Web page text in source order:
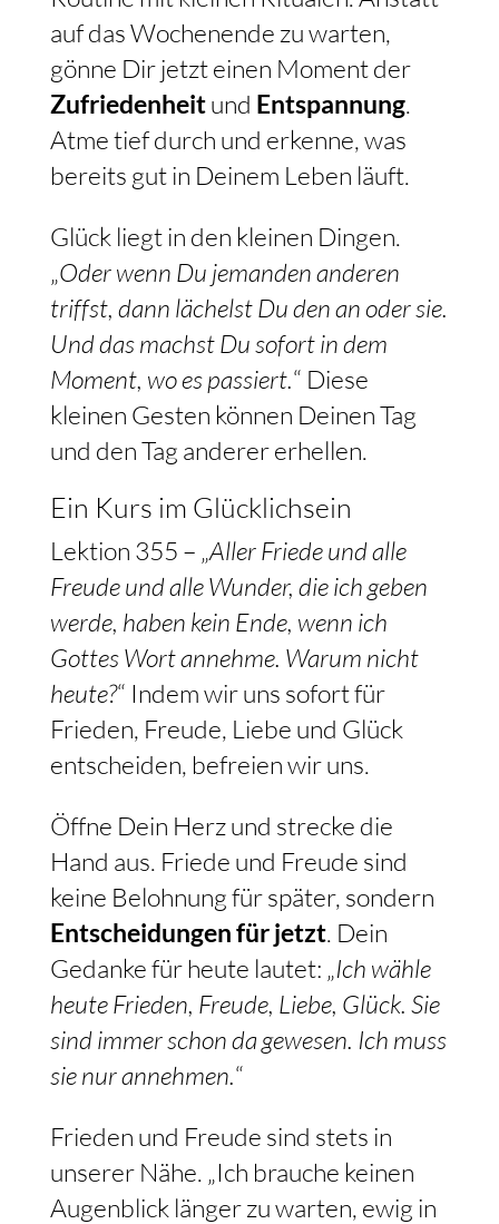
auf das Wochenende zu warten,
gönne Dir jetzt einen Moment der
Zufriedenheitund Entspannung.
Atme tief durch und erkenne, was
bereits gut in Deinem Leben läuft.
Glück liegt in den kleinen Dingen.
„Oder wenn Du jemanden anderen
triffst, dann lächelst Du den an oder sie.
Und das machst Du sofort in dem
Moment, wo es passiert.“ Diese
kleinen Gesten können Deinen Tag
und den Tag anderer erhellen.
Ein Kurs im Glücklichsein
Lektion 355 – „Aller Friede und alle
Freude und alle Wunder, die ich geben
werde, haben kein Ende, wenn ich
Gottes Wort annehme. Warum nicht
heute?“ Indem wir uns sofort für
Frieden, Freude, Liebe und Glück
entscheiden, befreien wir uns.
Öffne Dein Herz und strecke die
Hand aus. Friede und Freude sind
Entscheidungen für jetzt. Dein
Gedanke für heute lautet: „Ich wähle
heute Frieden, Freude, Liebe, Glück. Sie
sind immer schon da gewesen. Ich muss
sie nur annehmen.“
Frieden und Freude sind stets in
unserer Nähe. „Ich brauche keinen
Augenblick länger zu warten, ewig in